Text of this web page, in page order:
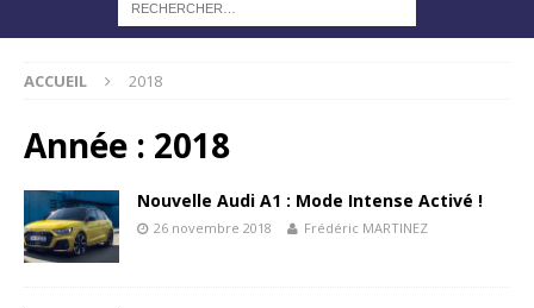
ACCUEIL 2018
Année : 2018
Nouvelle Audi A1 : Mode Intense Activé !
26 novembre 2018 Frédéric MARTINEZ